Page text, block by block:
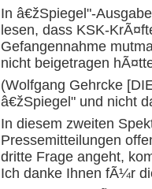
In â€žSpiegel"-
lesen, dass KSK-
Gefangennahme
nicht beigetragen
(Wolfgang Gehrcke
â€žSpiegel" und nicht
In diesem zweiten
Pressemitteilungen
dritte Frage angeht,
Ich danke Ihnen fÃ¼r